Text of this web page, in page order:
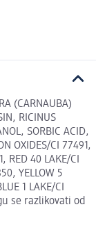
(CARNAUBA)
RICINUS
SORBIC ACID,
OXIDES/CI 77491,
RED 40 LAKE/CI
YELLOW 5
1 LAKE/CI
se razlikovati od